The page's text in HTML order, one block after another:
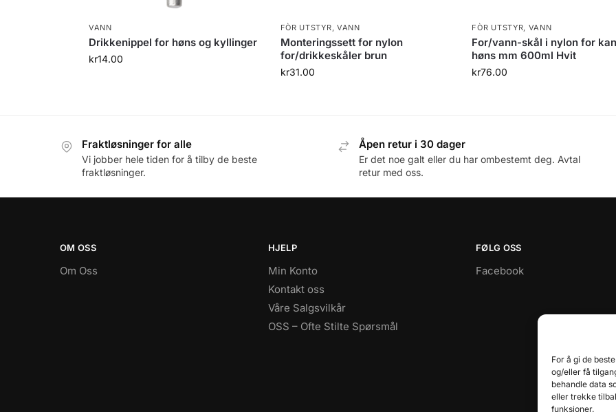
For å gi de
og/eller få
behandle data
eller trekke
funksjoner.
VANN
Drikkenippel for høns og kyllinger
kr14.00
FÒR UTSTYR VANN
Monteringssett for nylon
for/drikkeskåler brun
kr31.00
FÒR UTSTYR VANN
For/vann-skål i nylon for
høns mm 600ml Hvit
kr76.00
Fraktløsninger for alle
Vi jobber hele tiden for å tilby de beste
fraktløsninger.
Åpen retur i 30 dager
Er det noe galt eller du har ombestemt deg. Avtal
retur med oss.
OM OSS
Om Oss
HJELP
Min Konto
Kontakt oss
Våre Salgsvilkår
OSS – Ofte Stilte Spørsmål
FØLG OSS
Facebook